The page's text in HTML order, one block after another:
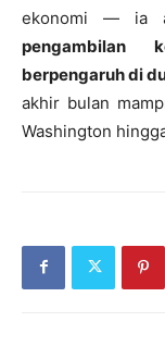
ekonomi — ia
pengambilan
berpengaruh di
akhir bulan
Washington